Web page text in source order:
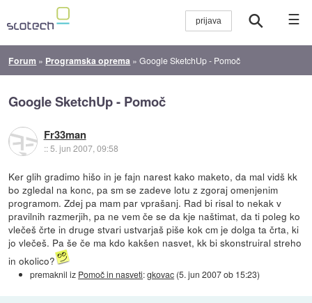
☰
Forum » Programska oprema »Google SketchUp - Pomoč
Google SketchUp - Pomoč
Fr33man
::5. jun 2007, 09:58
Ker glih gradimo hišo in je fajn narest kako maketo, da mal vidš kk
bo zgledal na konc, pa sm se zadeve lotu z zgoraj omenjenim
programom. Zdej pa mam par vprašanj. Rad bi risal to nekak v
pravilnih razmerjih, pa ne vem če se da kje naštimat, da ti poleg ko
vlečeš črte in druge stvari ustvarjaš piše kok cm je dolga ta črta, ki
jo vlečeš. Pa še če ma kdo kakšen nasvet, kk bi skonstruiral streho
in okolico?
premaknil iz Pomoč in nasveti:gkovac (5. jun 2007 ob 15:23)